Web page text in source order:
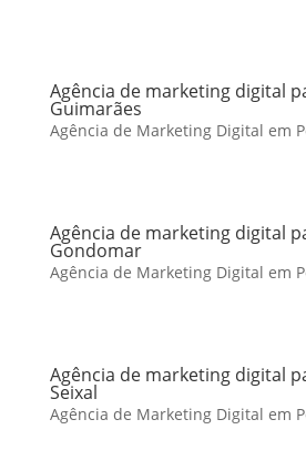
Agência de marketing digital
Guimarães
Agência de Marketing Digital em
Agência de marketing digital
Gondomar
Agência de Marketing Digital em
Agência de marketing digital
Seixal
Agência de Marketing Digital em